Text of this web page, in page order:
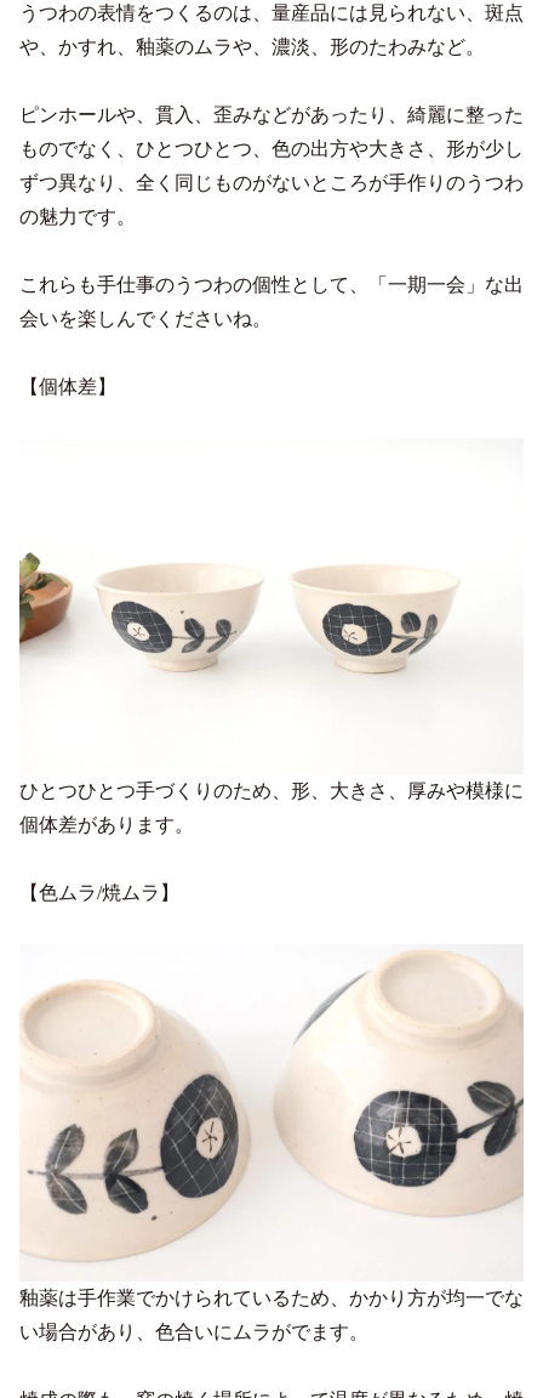
うつわの表情をつくるのは、量産品には見られない、斑点
や、かすれ、釉薬のムラや、濃淡、形のたわみなど。
ピンホールや、貫入、歪みなどがあったり、綺麗に整った
ものでなく、ひとつひとつ、色の出方や大きさ、形が少し
ずつ異なり、全く同じものがないところが手作りのうつわ
の魅力です。
これらも手仕事のうつわの個性として、「一期一会」な出
会いを楽しんでくださいね。
【個体差】
ひとつひとつ手づくりのため、形、大きさ、厚みや模様に
個体差があります。
【色ムラ/焼ムラ】
釉薬は手作業でかけられているため、かかり方が均一でな
い場合があり、色合いにムラがでます。